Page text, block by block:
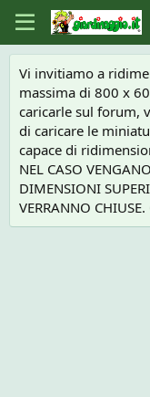
Vi invitiamo a
massima di 800 x
caricarle sul forum,
di caricare le
capace di
NEL CASO
DIMENSIONI
VERRANNO